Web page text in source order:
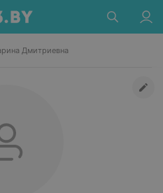
Дмитриевна